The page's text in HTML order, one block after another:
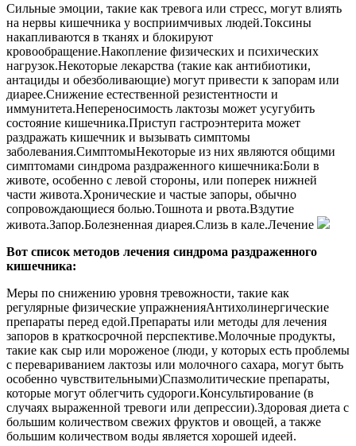
Сильные эмоции, такие как тревога или стресс, могут влиять
на нервы кишечника у восприимчивых людей.Токсины
накапливаются в тканях и блокируют
кровообращение.Накопление физических и психических
нагрузок.Некоторые лекарства (такие как антибиотики,
антациды и обезболивающие) могут привести к запорам или
диарее.Снижение естественной резистентности и
иммунитета.Непереносимость лактозы может усугубить
состояние кишечника.Приступ гастроэнтерита может
раздражать кишечник и вызывать симптомы
заболевания.СимптомыНекоторые из них являются общими
симптомами синдрома раздраженного кишечника:Боли в
животе, особенно с левой стороны, или поперек нижней
части живота.Хронические и частые запоры, обычно
сопровождающиеся болью.Тошнота и рвота.Вздутие
живота.Запор.Болезненная диарея.Слизь в кале.Лечение
Вот список методов лечения синдрома раздраженного
кишечника:
Меры по снижению уровня тревожности, такие как
регулярные физические упражненияАнтихолинергические
препараты перед едой.Препараты или методы для лечения
запоров в краткосрочной перспективе.Молочные продукты,
такие как сыр или мороженое (люди, у которых есть проблемы
с перевариванием лактозы или молочного сахара, могут быть
особенно чувствительными)Спазмолитические препараты,
которые могут облегчить судороги.Консультирование (в
случаях выраженной тревоги или депрессии).Здоровая диета с
большим количеством свежих фруктов и овощей, а также
большим количеством воды является хорошей идеей.